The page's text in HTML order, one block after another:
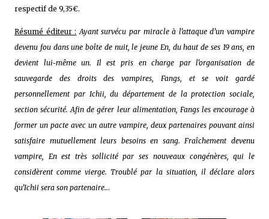
respectif de 9,35€.
Résumé éditeur : Ayant survécu par miracle à l’attaque d’un vampire
devenu fou dans une boîte de nuit, le jeune En, du haut de ses 19 ans, en
devient lui-même un. Il est pris en charge par l’organisation de
sauvegarde des droits des vampires, Fangs, et se voit gardé
personnellement par Ichii, du département de la protection sociale,
section sécurité. Afin de gérer leur alimentation, Fangs les encourage à
former un pacte avec un autre vampire, deux partenaires pouvant ainsi
satisfaire mutuellement leurs besoins en sang. Fraîchement devenu
vampire, En est très sollicité par ses nouveaux congénères, qui le
considèrent comme vierge. Troublé par la situation, il déclare alors
qu’Ichii sera son partenaire...